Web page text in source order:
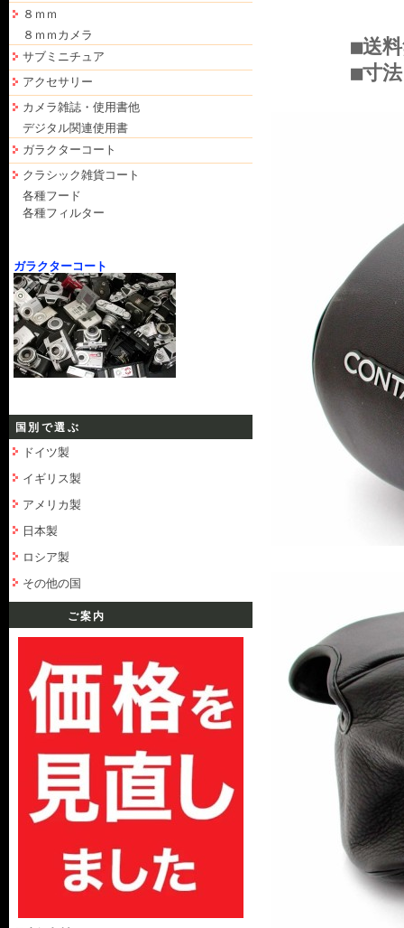
８ｍｍ
８ｍｍカメラ
サブミニチュア
アクセサリー
カメラ雑誌・使用書他
デジタル関連使用書
ガラクターコート
クラシック雑貨コート
各種フード
各種フィルター
ガラクターコート
国別で選ぶ
ドイツ製
イギリス製
アメリカ製
日本製
ロシア製
その他の国
ご案内
■送料無料.
■寸法、対